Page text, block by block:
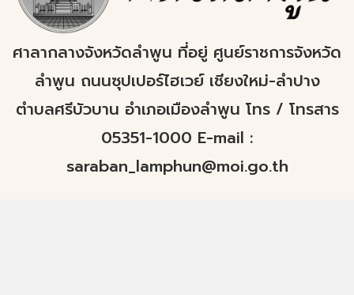
ศาลากลางจังหวัดลำพูน ที่อยู่ ศูนย์ราชการจังหวัด
ลำพูน ถนนซุปเปอร์ไฮเวย์ เชียงใหม่-ลำปาง
ตำบลศรีบัวบาน อำเภอเมืองลำพูน โทร / โทรสาร
05351-1000 E-mail :
saraban_lamphun@moi.go.th